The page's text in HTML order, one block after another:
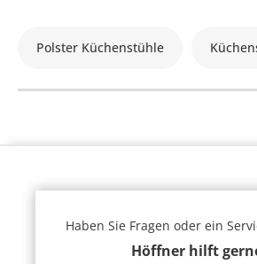
Polster Küchenstühle
Haben Sie Fragen oder ein
Höffner hilft